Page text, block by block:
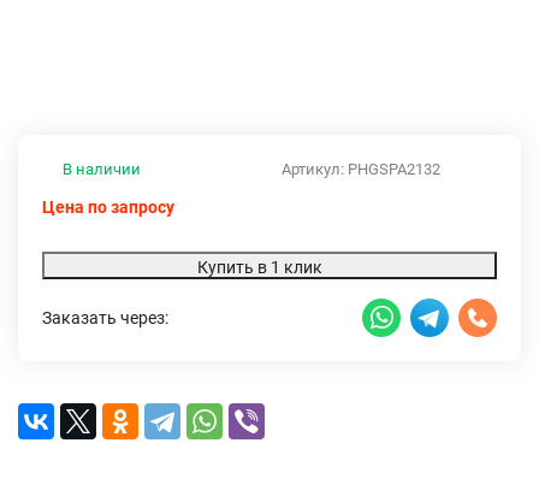
Артикул: PHGSPA2132
В наличии
Цена по запросу
Купить в 1 клик
Заказать через: